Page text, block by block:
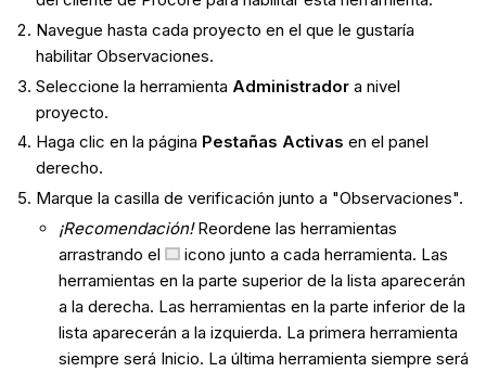
Navegue hasta cada proyecto en el que le gustaría
habilitar Observaciones.
Seleccione la herramienta Administradora nivel
proyecto.
Haga clic en la página Pestañas Activas en el panel
derecho.
Marque la casilla de verificación junto a "Observaciones".
¡Recomendación!Reordene las herramientas
arrastrando el
icono junto a cada herramienta. Las
herramientas en la parte superior de la lista aparecerán
a la derecha. Las herramientas en la parte inferior de la
lista aparecerán a la izquierda. La primera herramienta
siempre será Inicio. La última herramienta siempre será